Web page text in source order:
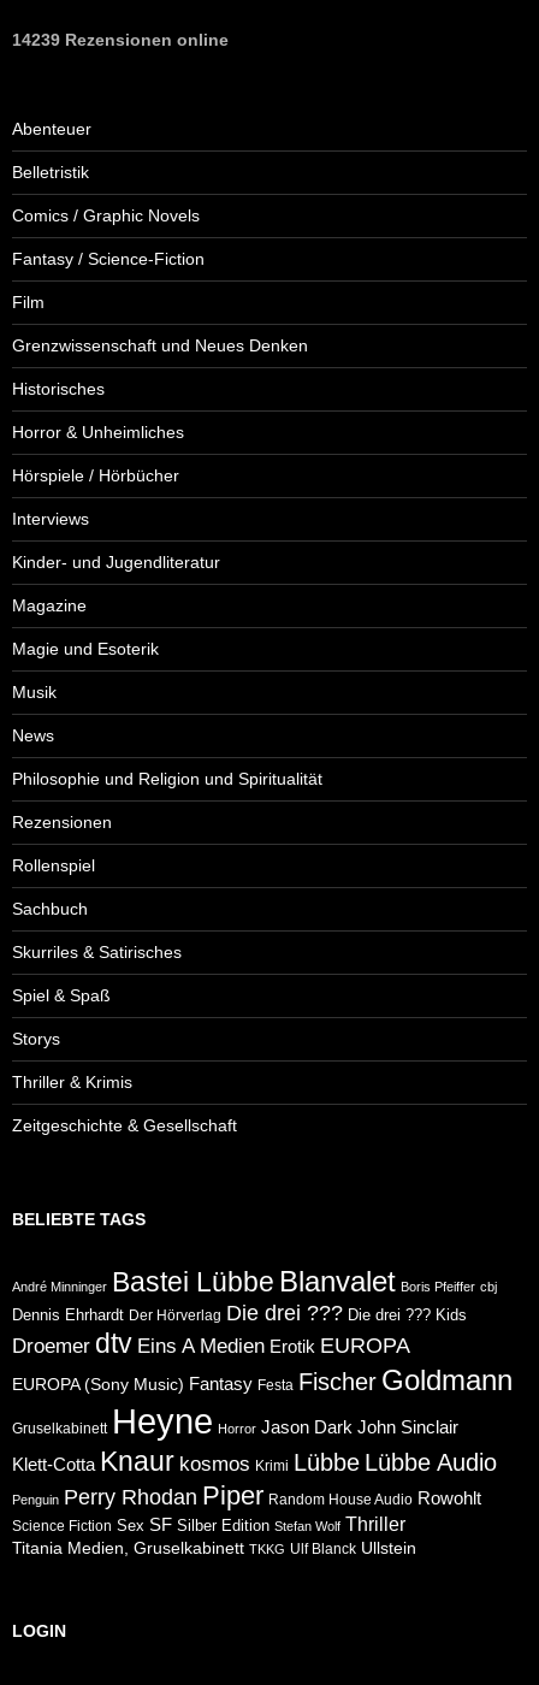
14239 Rezensionen online
Abenteuer
Belletristik
Comics / Graphic Novels
Fantasy / Science-Fiction
Film
Grenzwissenschaft und Neues Denken
Historisches
Horror & Unheimliches
Hörspiele / Hörbücher
Interviews
Kinder- und Jugendliteratur
Magazine
Magie und Esoterik
Musik
News
Philosophie und Religion und Spiritualität
Rezensionen
Rollenspiel
Sachbuch
Skurriles & Satirisches
Spiel & Spaß
Storys
Thriller & Krimis
Zeitgeschichte & Gesellschaft
BELIEBTE TAGS
André Minninger Bastei Lübbe Blanvalet Boris Pfeiffer cbj
Dennis Ehrhardt Der Hörverlag Die drei ??? Die drei ??? Kids
Droemer dtv Eins A Medien Erotik EUROPA
EUROPA (Sony Music) Fantasy Festa Fischer Goldmann
Gruselkabinett Heyne Horror Jason Dark John Sinclair
Klett-Cotta Knaur kosmos Krimi Lübbe Lübbe Audio
Penguin Perry Rhodan Piper Random House Audio Rowohlt
Science Fiction Sex SF Silber Edition Stefan Wolf Thriller
Titania Medien, Gruselkabinett TKKG Ulf Blanck Ullstein
LOGIN